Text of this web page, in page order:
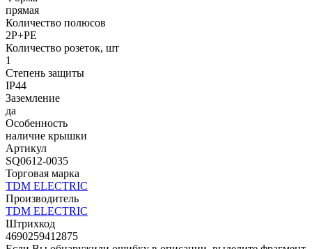
прямая
Количество полюсов
2Р+РЕ
Количество розеток, шт
1
Степень защиты
IP44
Заземление
да
Особенность
наличие крышки
Артикул
SQ0612-0035
Торговая марка
TDM ЕLECTRIC
Производитель
TDM ЕLECTRIC
Штрихкод
4690259412875